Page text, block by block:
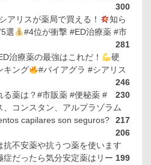
300
アリスが薬局で買える！
知ら
選
#4位が衝撃 #ED治療薬 #市
281
ED治療薬の最強はこれだ！
硬
キング
#バイアグラ #シアリス
246
る薬は？#市販薬 #便秘薬 #
230
、コンスタン、アルプラゾラム
217
capilares son seguros?
206
抗不安薬や抗うつ薬を使います
199
症だったら気分安定薬はリー